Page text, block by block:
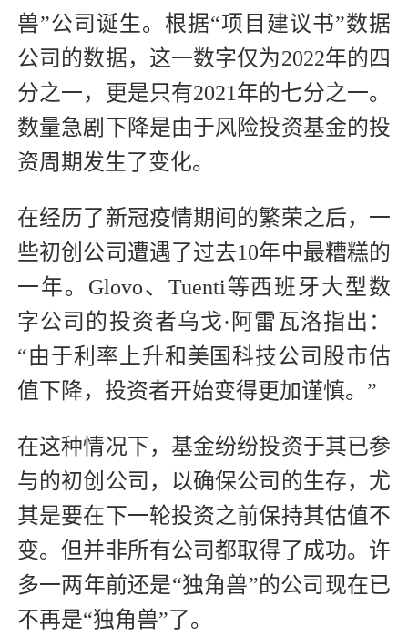
兽”公司诞生。根据“项目建议书”数据
公司的数据，这一数字仅为2022年的四
分之一，更是只有2021年的七分之一。
数量急剧下降是由于风险投资基金的投
资周期发生了变化。
在经历了新冠疫情期间的繁荣之后，一
些初创公司遭遇了过去10年中最糟糕的
一年。Glovo、Tuenti等西班牙大型数
字公司的投资者乌戈·阿雷瓦洛指出：
“由于利率上升和美国科技公司股市估
值下降，投资者开始变得更加谨慎。”
在这种情况下，基金纷纷投资于其已参
与的初创公司，以确保公司的生存，尤
其是要在下一轮投资之前保持其估值不
变。但并非所有公司都取得了成功。许
多一两年前还是“独角兽”的公司现在已
不再是“独角兽”了。